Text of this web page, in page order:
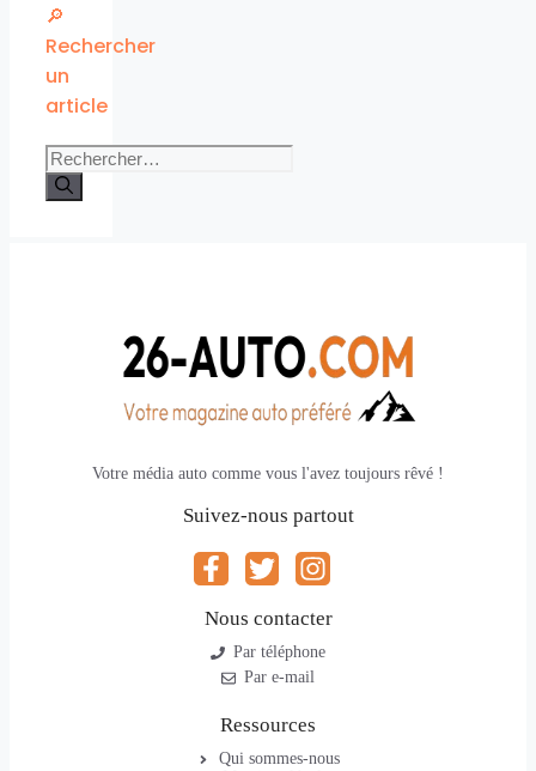
🔎
Rechercher
un
article
Rechercher :
Votre média auto comme vous l'avez toujours rêvé !
Suivez-nous partout
Nous contacter
Par téléphone
Par e-mail
Ressources
Qui sommes-nous